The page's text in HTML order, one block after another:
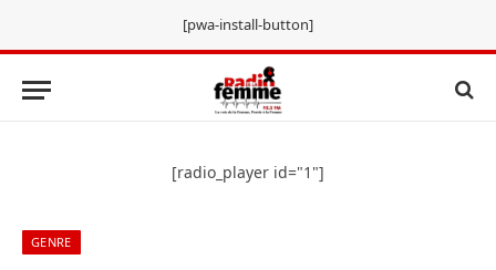
[pwa-install-button]
[radio_player id="1"]
GENRE